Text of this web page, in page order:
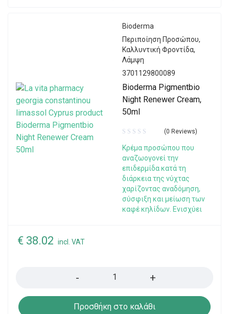
Bioderma
Περιποίηση Προσώπου,
Καλλυντική Φροντίδα,
Λάμψη
3701129800089
Bioderma Pigmentbio
Night Renewer Cream,
50ml
(0 Reviews)
Κρέμα προσώπου που
αναζωογονεί την
επιδερμίδα κατά τη
διάρκεια της νύχτας
χαρίζοντας αναδόμηση,
σύσφιξη και μείωση των
καφέ κηλίδων. Ενισχύει
€ 38.02 incl. VAT
Προσθήκη στο καλάθι